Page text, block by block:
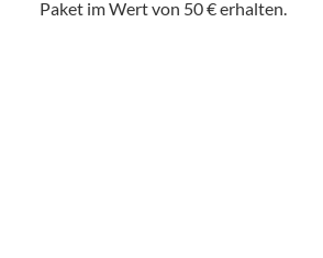
Paket im Wert von 50 € erhalten.